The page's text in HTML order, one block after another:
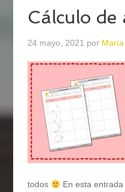
Cálculo de
24 mayo, 2021 por María
todos
En esta